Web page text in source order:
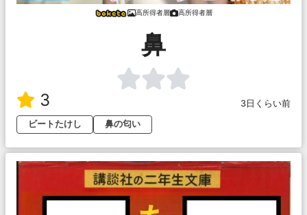
高所得者層 高所得者層
鼻
3
3日くらい前
ビートたけし
鼻の匂い